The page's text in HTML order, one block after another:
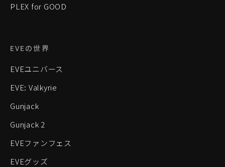
PLEX for GOOD
EVEの世界
EVEユニバース
EVE: Valkyrie
Gunjack
Gunjack 2
EVEファンフェス
EVEグッズ